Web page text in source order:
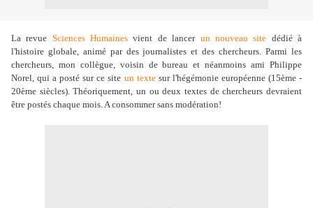
La revue Sciences Humaines vient de lancer un nouveau site dédié à
l'histoire globale, animé par des journalistes et des chercheurs. Parmi les
chercheurs, mon collègue, voisin de bureau et néanmoins ami Philippe
Norel, qui a posté sur ce site un textesur l'hégémonie européenne (15ème -
20ème siècles). Théoriquement, un ou deux textes de chercheurs devraient
être postés chaque mois. A consommer sans modération!